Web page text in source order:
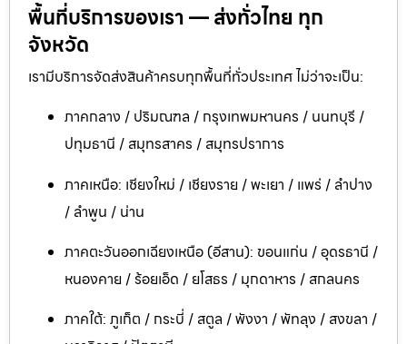
พื้นที่บริการของเรา — ส่งทั่วไทย ทุก
จังหวัด
เรามีบริการจัดส่งสินค้าครบทุกพื้นที่ทั่วประเทศ ไม่ว่าจะเป็น:
ภาคกลาง / ปริมณฑล / กรุงเทพมหานคร / นนทบุรี /
ปทุมธานี / สมุทรสาคร / สมุทรปราการ
ภาคเหนือ: เชียงใหม่ / เชียงราย / พะเยา / แพร่ / ลำปาง
/ ลำพูน / น่าน
ภาคตะวันออกเฉียงเหนือ (อีสาน): ขอนแก่น / อุดรธานี /
หนองคาย / ร้อยเอ็ด / ยโสธร / มุกดาหาร / สกลนคร
ภาคใต้: ภูเก็ต / กระบี่ / สตูล / พังงา / พัทลุง / สงขลา /